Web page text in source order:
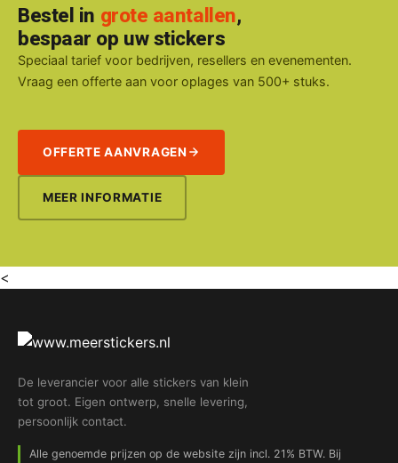
Bestel in grote aantallen,
bespaar op uw stickers
Speciaal tarief voor bedrijven, resellers en evenementen.
Vraag een offerte aan voor oplages van 500+ stuks.
OFFERTE AANVRAGEN
MEER INFORMATIE
<
De leverancier voor alle stickers van klein
tot groot. Eigen ontwerp, snelle levering,
persoonlijk contact.
Alle genoemde prijzen op de website zijn incl. 21% BTW. Bij